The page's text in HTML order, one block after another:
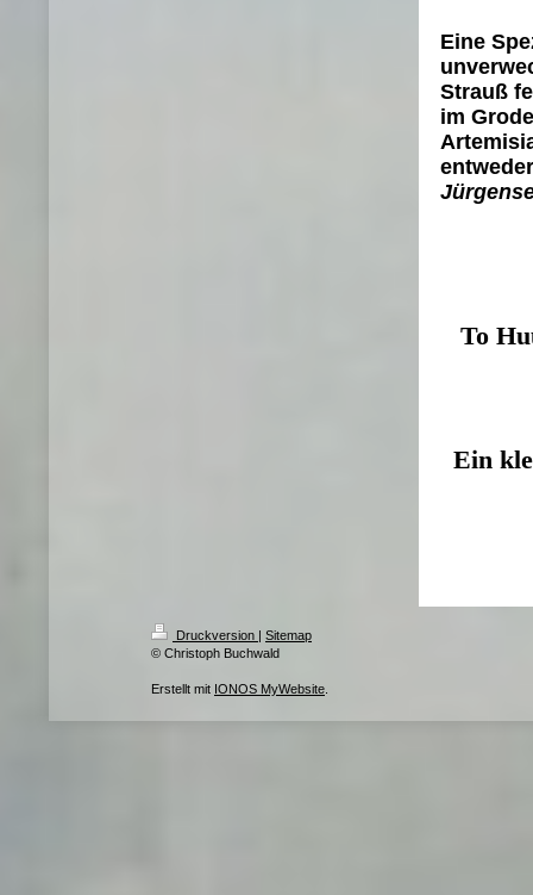
Eine
Strauß
im
To
Ein
Druckversion | Sitemap
© Christoph Buchwald
Erstellt mit IONOS MyWebsite